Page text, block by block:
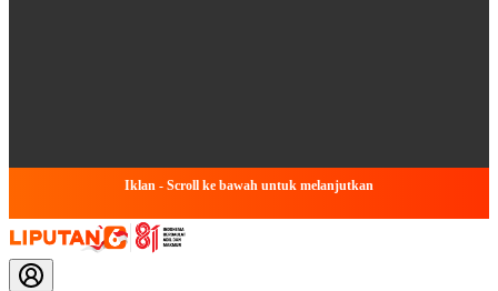
Iklan - Scroll ke bawah untuk melanjutkan